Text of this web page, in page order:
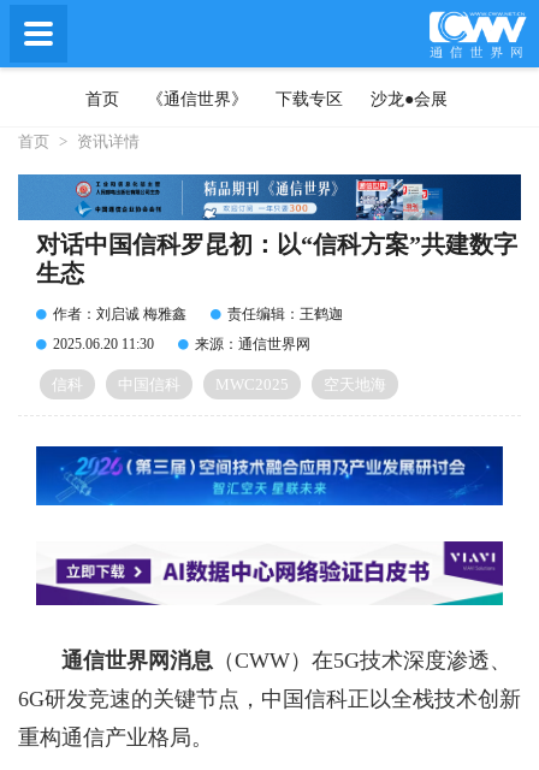
首页 《通信世界》 下载专区 沙龙●会展
首页 > 资讯详情
对话中国信科罗昆初：以“信科方案”共建数字
生态
作者：刘启诚 梅雅鑫
责任编辑：王鹤迦
2025.06.20 11:30
来源：通信世界网
信科 中国信科 MWC2025 空天地海
通信世界网消息 （CWW） 在5G技术深度渗透、
6G研发竞速的关键节点，中国信科正以全栈技术创新
重构通信产业格局。